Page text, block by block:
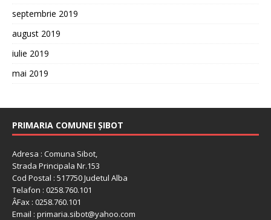
septembrie 2019
august 2019
iulie 2019
mai 2019
PRIMARIA COMUNEI ȘIBOT
Adresa : Comuna Sibot,
Strada Principala Nr.153
Cod Postal : 517750 Judetul Alba
Telafon : 0258.760.101
ÂFax : 0258.760.101
Email : primaria.sibot@yahoo.com